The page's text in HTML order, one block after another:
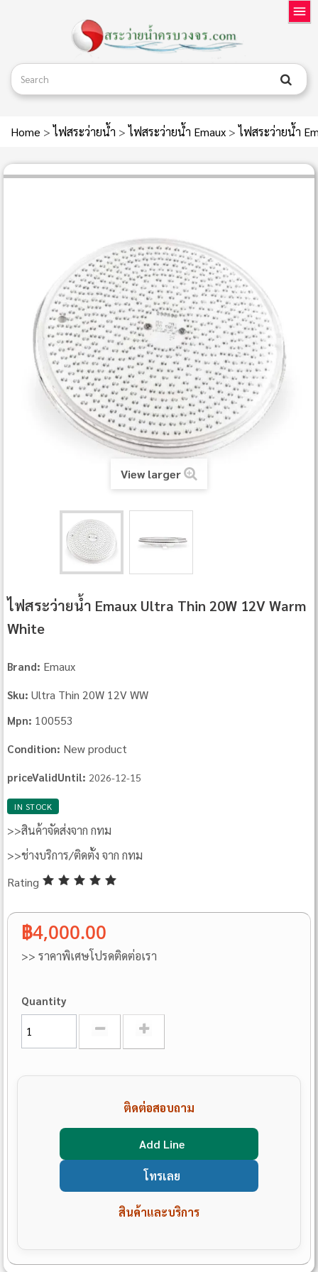
Home > ไฟสระว่ายน้ำ > ไฟสระว่ายน้ำ Emaux > ไฟสระว่ายน้ำ
View larger
ไฟสระว่ายน้ำ Emaux Ultra Thin 20W 12V Warm
White
Brand: Emaux
Sku: Ultra Thin 20W 12V WW
Mpn: 100553
Condition: New product
priceValidUntil: 2026-12-15
IN STOCK
>>สินค้าจัดส่งจาก กทม
>>ช่างบริการ/ติดตั้ง จาก กทม
Rating
฿4,000.00
>> ราคาพิเศษโปรดติดต่อเรา
Quantity
ติดต่อสอบถาม
Add Line
โทรเลย
สินค้าและบริการ